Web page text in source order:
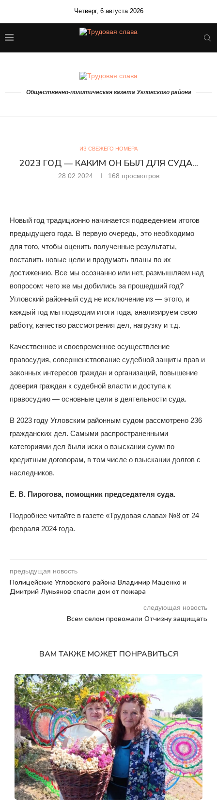
Четверг, 6 августа 2026
Общественно-политическая газета Угловского района
ИЗ СВЕЖЕГО НОМЕРА
2023 ГОД — КАКИМ ОН БЫЛ ДЛЯ СУДА…
28.02.2024 168 просмотров
Новый год традиционно начинается подведением итогов
предыдущего года. В первую очередь, это необходимо
для того, чтобы оценить полученные результаты,
поставить новые цели и продумать планы по их
достижению. Все мы осознанно или нет, размышляем над
вопросом: чего же мы добились за прошедший год?
Угловский районный суд не исключение из — этого, и
каждый год мы подводим итоги года, анализируем свою
работу, качество рассмотрения дел, нагрузку и т.д.
Качественное и своевременное осуществление
правосудия, совершенствование судебной защиты прав и
законных интересов граждан и организаций, повышение
доверия граждан к судебной власти и доступа к
правосудию — основные цели в деятельности суда.
В 2023 году Угловским районным судом рассмотрено 236
гражданских дел. Самыми распространенными
категориями дел были иски о взыскании сумм по
кредитным договорам, в том числе о взыскании долгов с
наследников.
Е. В. Пирогова, помощник председателя суда.
Подробнее читайте в газете «Трудовая слава» №8 от 24
февраля 2024 года.
предыдущая новость
Полицейские Угловского района Владимир Маценко и
Дмитрий Лукьянов спасли дом от пожара
следующая новость
Всем селом провожали Отчизну защищать
ВАМ ТАКЖЕ МОЖЕТ ПОНРАВИТЬСЯ